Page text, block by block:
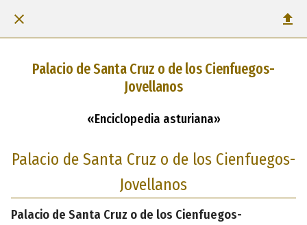
Palacio de Santa Cruz o de los Cienfuegos-
Jovellanos
«Enciclopedia asturiana»
Palacio de Santa Cruz o de los Cienfuegos-
Jovellanos
Palacio de Santa Cruz o de los Cienfuegos-